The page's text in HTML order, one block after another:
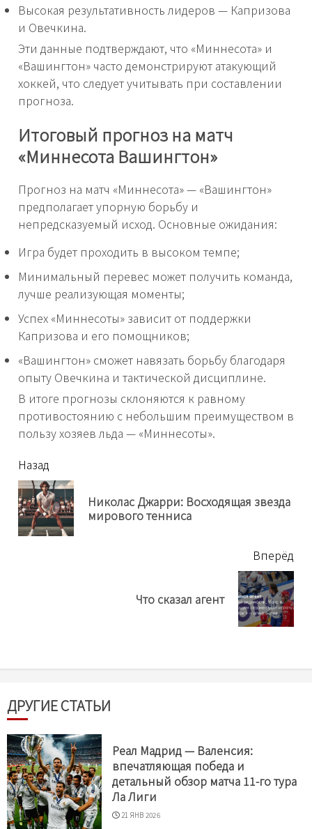
Высокая результативность лидеров — Капризова
и Овечкина.
Эти данные подтверждают, что «Миннесота» и
«Вашингтон» часто демонстрируют атакующий
хоккей, что следует учитывать при составлении
прогноза.
Итоговый прогноз на матч
«Миннесота Вашингтон»
Прогноз на матч «Миннесота» — «Вашингтон»
предполагает упорную борьбу и
непредсказуемый исход. Основные ожидания:
Игра будет проходить в высоком темпе;
Минимальный перевес может получить команда,
лучше реализующая моменты;
Успех «Миннесоты» зависит от поддержки
Капризова и его помощников;
«Вашингтон» сможет навязать борьбу благодаря
опыту Овечкина и тактической дисциплине.
В итоге прогнозы склоняются к равному
противостоянию с небольшим преимуществом в
пользу хозяев льда — «Миннесоты».
читать
еще
Назад
Николас Джарри: Восходящая звезда
мирового тенниса
Вперёд
Что сказал агент
ДРУГИЕ СТАТЬИ
Реал Мадрид — Валенсия:
впечатляющая победа и
детальный обзор матча 11-го тура
Ла Лиги
21 ЯНВ 2026